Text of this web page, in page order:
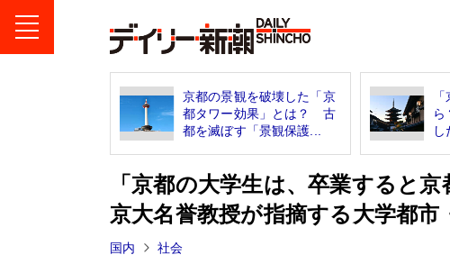
京都の景観を破壊した「京
都タワー効果」とは？ 古
都を滅ぼす「景観保護...
し
「京都の大学生は、卒業すると
京大名誉教授が指摘する大学都市
国内 社会